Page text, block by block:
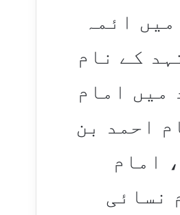
ائمہ
کے نام
میں امام
احمد بن
امام
نسائی